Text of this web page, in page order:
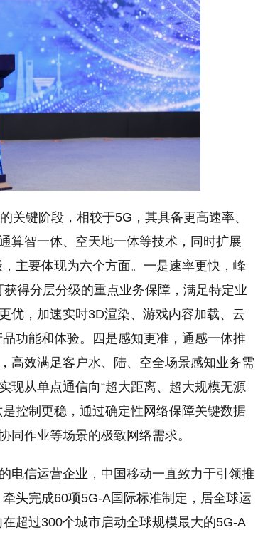
关键阶段，相较于5G，其具备更高速率、
算智一体、空天地一体等技术，同时扩展
主要体现为六个方面。一是速率更快，峰
得分层分级的重点业务保障，满足特定业
优，加速实时3D渲染、游戏内容加载、云
功能和体验。四是感知更准，通感一体推
高效满足客户水、陆、空全场景感知业务需
现从单点通信向“超大距离、超大规模无源
控制更稳，通过确定性网络保障关键数据
同作业等场景的极致网络需求。
电信运营企业，中国移动一直致力于引领推
头完成60项5G-A国际标准制定，居全球运
超过300个城市启动全球规模最大的5G-A